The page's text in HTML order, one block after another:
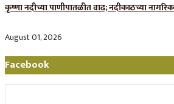
कृष्णा नदीच्या पाणीपातळीत वाढ; नदीकाठच्या
August 01, 2026
Facebook